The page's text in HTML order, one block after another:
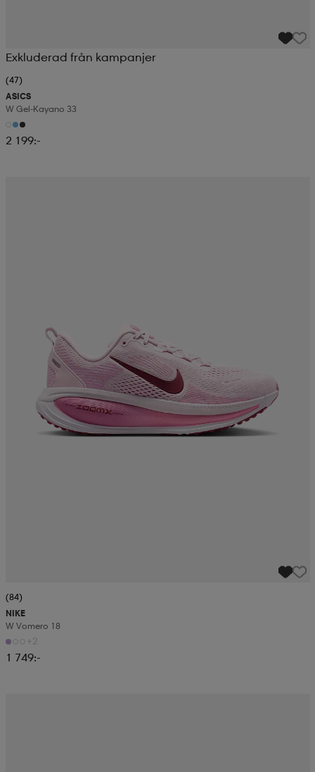
Exkluderad från kampanjer
(47)
ASICS
W Gel-Kayano 33
2 199:-
(84)
NIKE
W Vomero 18
+2
1 749:-